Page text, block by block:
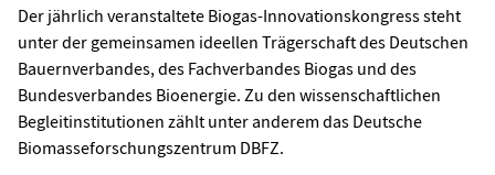
Der jährlich veranstaltete Biogas-Innovationskongress steht
unter der gemeinsamen ideellen Trägerschaft des Deutschen
Bauernverbandes, des Fachverbandes Biogas und des
Bundesverbandes Bioenergie. Zu den wissenschaftlichen
Begleitinstitutionen zählt unter anderem das Deutsche
Biomasseforschungszentrum DBFZ.